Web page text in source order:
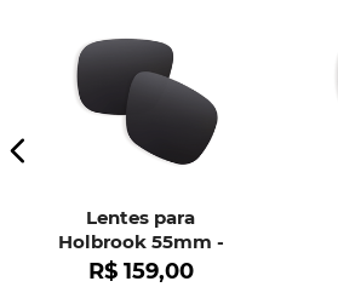
Lentes para
Holbrook 55mm -
OO9102
R$ 159,00